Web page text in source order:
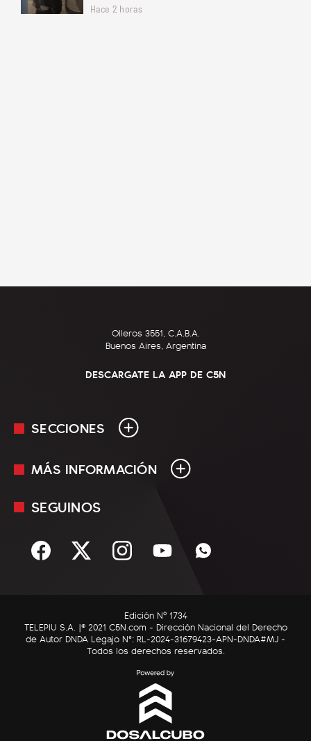
Hace 2 horas
Olleros 3551, C.A.B.A.
Buenos Aires, Argentina
DESCARGATE LA APP DE C5N
SECCIONES
En Vivo
Sociedad
C5N Autos
RatingCero
MÁS INFORMACIÓN
Mediakit
Términos y condiciones
SEGUINOS
Edición Nº 1734
TELEPIU S.A. |© 2021 C5N.com - Dirección Nacional del Derecho
de Autor DNDA Legajo N°: RL-2024-31679423-APN-DNDA#MJ -
Todos los derechos reservados.